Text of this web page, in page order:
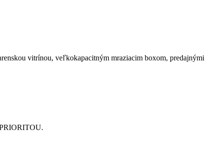
vitrínou, veľkokapacitným mraziacim boxom, predajnými